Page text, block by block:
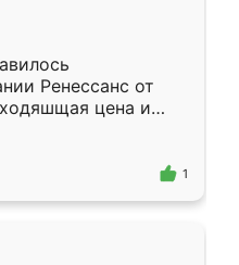
Ренессанс от
цена и
Приехавший
самый
1